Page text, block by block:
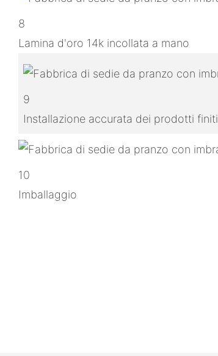
8
Lamina d'oro 14k incollata a mano
9
Installazione accurata dei prodotti finiti
10
Imballaggio